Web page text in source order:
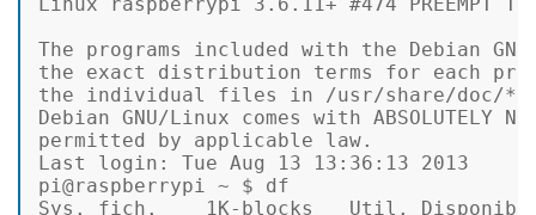
The programs included with the Debian
the exact distribution terms for each
the individual files in /usr/share/doc/
Debian GNU/Linux comes with ABSOLUTELY
permitted by applicable law.
Last login: Tue Aug
13 13 : 36 : 13
2013
pi@raspberrypi ~ $ df
Sys. fich.
1K-blocks   Util.